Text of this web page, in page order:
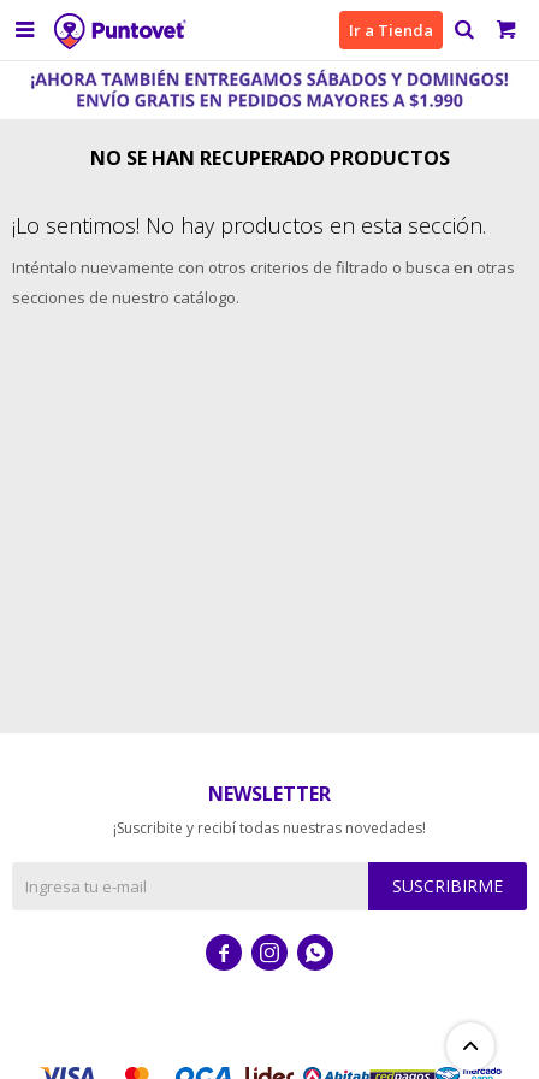
 Ir a Tienda
NO SE HAN RECUPERADO PRODUCTOS
¡Lo sentimos! No hay productos en esta sección.
Inténtalo nuevamente con otros criterios de filtrado o busca en otras
secciones de nuestro catálogo.
NEWSLETTER
¡Suscribite y recibí todas nuestras novedades!
SUSCRIBIRME
  